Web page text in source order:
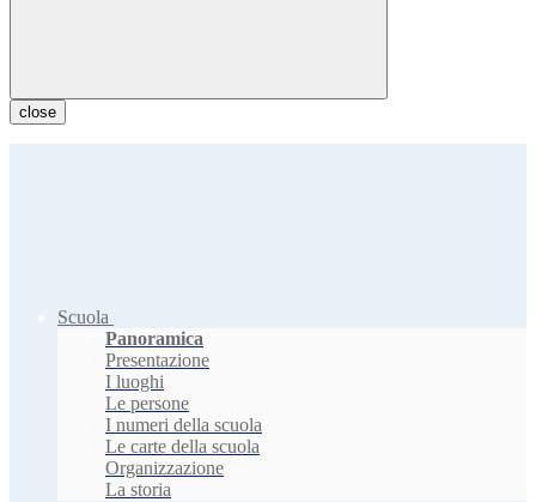
close
Scuola
Panoramica
Presentazione
I luoghi
Le persone
I numeri della scuola
Le carte della scuola
Organizzazione
La storia